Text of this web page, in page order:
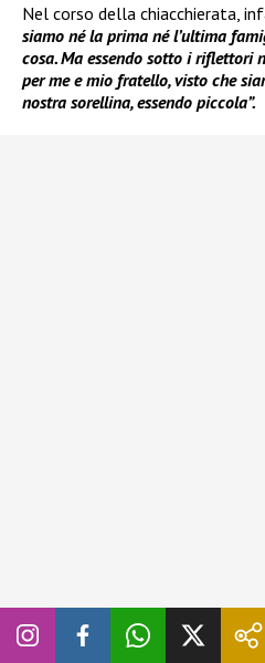
Nel corso della chiacchierata,
siamo né la prima né l’ultima
cosa. Ma essendo sotto i riflettori
per me e mio fratello, visto che
nostra sorellina, essendo piccola”.